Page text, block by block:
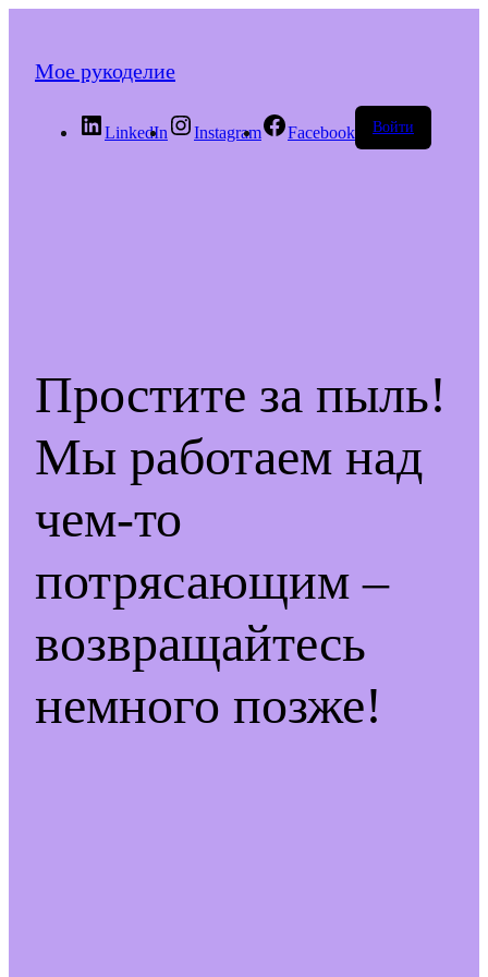
Мое рукоделие
LinkedIn Instagram Facebook Войти
Простите за пыль!
Мы работаем над
чем-то
потрясающим –
возвращайтесь
немного позже!